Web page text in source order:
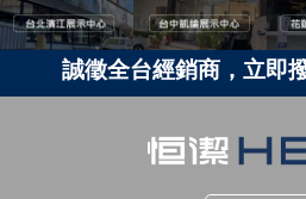
誠徵全台經銷商，立即